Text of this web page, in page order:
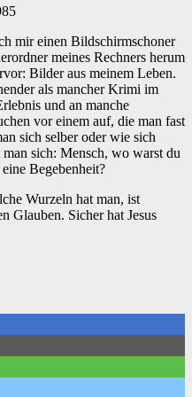
mir einen Bildschirmschoner
meines Rechners herum
Bilder aus meinem Leben.
als mancher Krimi im
und an manche
vor einem auf, die man fast
sich selber oder wie sich
sich: Mensch, wo warst du
Begebenheit?
Wurzeln hat man, ist
Glauben. Sicher hat Jesus